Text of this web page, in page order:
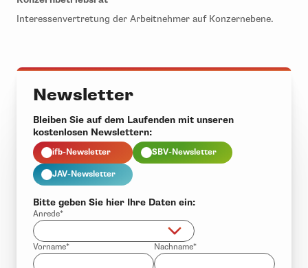
Interessenvertretung der Arbeitnehmer auf Konzernebene.
Newsletter
Bleiben Sie auf dem Laufenden mit unseren
kostenlosen Newslettern:
ifb-Newsletter SBV-Newsletter
JAV-Newsletter
Bitte geben Sie hier Ihre Daten ein:
Anrede*
Vorname* Nachname*